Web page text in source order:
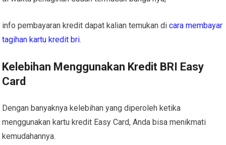
info pembayaran kredit dapat kalian temukan dicara membayar
tagihan kartu kredit bri.
Kelebihan Menggunakan Kredit BRI Easy
Card
Dengan banyaknya kelebihan yang diperoleh ketika
menggunakan kartu kredit Easy Card, Anda bisa menikmati
kemudahannya.